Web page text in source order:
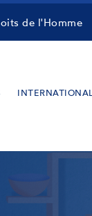
de l'Homme
INTERNATIONAL